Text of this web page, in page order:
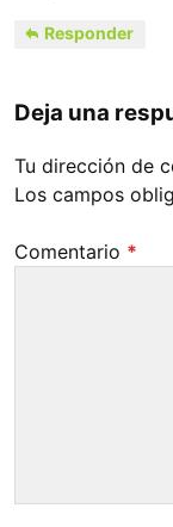
Responder
Deja una
Tu dirección de
Los campos
Comentario *